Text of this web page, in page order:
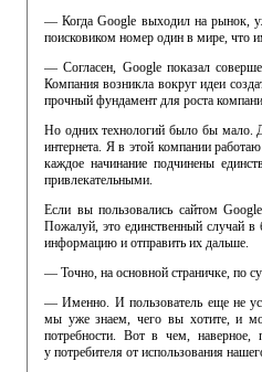
— Когда Google выходил на рынок,
поисковиком номер один в мире, что
— Согласен, Google показал
Компания возникла вокруг идеи
прочный фундамент для роста
Но одних технологий было бы мало.
интернета. Я в этой компании
каждое начинание подчинены
привлекательными.
Если вы пользовались сайтом
Пожалуй, это единственный случай в
информацию и отправить их дальше.
— Точно, на основной страничке, по
— Именно. И пользователь еще не
мы уже знаем, чего вы хотите, и
потребности. Вот в чем,
у потребителя от использования